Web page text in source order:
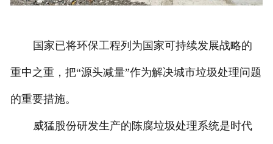
国家已将环保工程列为国家可持续发展战略的
重中之重，把“源头减量”作为解决城市垃圾处理问题
的重要措施。
威猛股份研发生产的陈腐垃圾处理系统是时代